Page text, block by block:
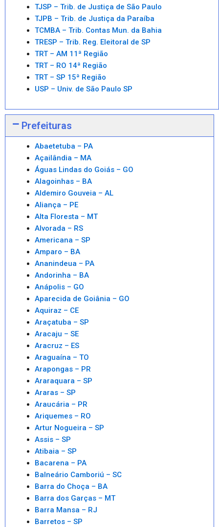
TJSP – Trib. de Justiça de São Paulo
TJPB – Trib. de Justiça da Paraíba
TCMBA – Trib. Contas Mun. da Bahia
TRESP – Trib. Reg. Eleitoral de SP
TRT – AM 11ª Região
TRT – RO 14ª Região
TRT – SP 15ª Região
USP – Univ. de São Paulo SP
Prefeituras
Abaetetuba – PA
Açailândia – MA
Águas Lindas do Goiás – GO
Alagoinhas – BA
Aldemiro Gouveia – AL
Aliança – PE
Alta Floresta – MT
Alvorada – RS
Americana – SP
Amparo – BA
Ananindeua – PA
Andorinha – BA
Anápolis – GO
Aparecida de Goiânia – GO
Aquiraz – CE
Araçatuba – SP
Aracaju – SE
Aracruz – ES
Araguaína – TO
Arapongas – PR
Araraquara – SP
Araras – SP
Araucária – PR
Ariquemes – RO
Artur Nogueira – SP
Assis – SP
Atibaia – SP
Bacarena – PA
Balneário Camboriú – SC
Barra do Choça – BA
Barra dos Garças – MT
Barra Mansa – RJ
Barretos – SP